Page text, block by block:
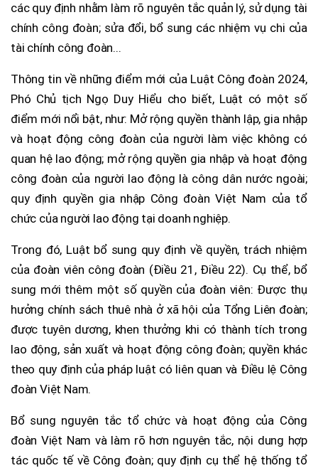
các quy định nhằm làm rõ nguyên tắc quản lý, sử dụng tài
chính công đoàn; sửa đổi, bổ sung các nhiệm vụ chi của
tài chính công đoàn...
Thông tin về những điểm mới của Luật Công đoàn 2024,
Phó Chủ tịch Ngọ Duy Hiểu cho biết, Luật có một số
điểm mới nổi bật, như: Mở rộng quyền thành lập, gia nhập
và hoạt động công đoàn của người làm việc không có
quan hệ lao động; mở rộng quyền gia nhập và hoạt động
công đoàn của người lao động là công dân nước ngoài;
quy định quyền gia nhập Công đoàn Việt Nam của tổ
chức của người lao động tại doanh nghiệp.
Trong đó, Luật bổ sung quy định về quyền, trách nhiệm
của đoàn viên công đoàn (Điều 21, Điều 22). Cụ thể, bổ
sung mới thêm một số quyền của đoàn viên: Được thụ
hưởng chính sách thuê nhà ở xã hội của Tổng Liên đoàn;
được tuyên dương, khen thưởng khi có thành tích trong
lao động, sản xuất và hoạt động công đoàn; quyền khác
theo quy định của pháp luật có liên quan và Điều lệ Công
đoàn Việt Nam.
Bổ sung nguyên tắc tổ chức và hoạt động của Công
đoàn Việt Nam và làm rõ hơn nguyên tắc, nội dung hợp
tác quốc tế về Công đoàn; quy định cụ thể hệ thống tổ